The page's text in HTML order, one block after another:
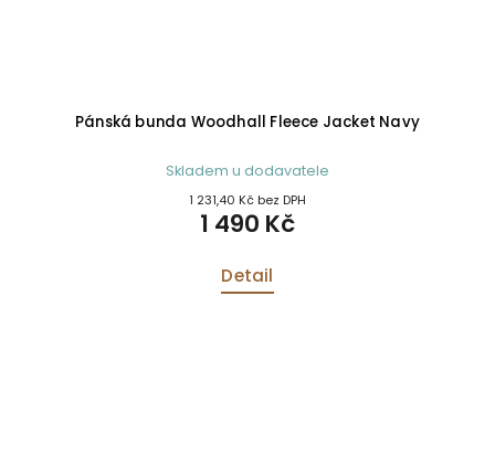
Pánská bunda Woodhall Fleece Jacket Navy
Skladem u dodavatele
1 231,40 Kč bez DPH
1 490 Kč
Detail